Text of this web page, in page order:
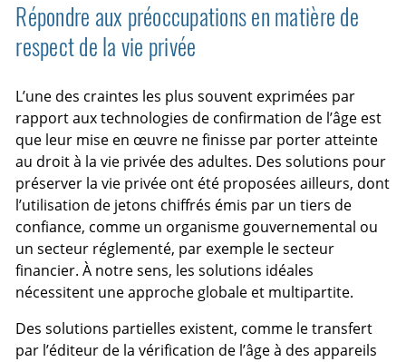
Répondre aux préoccupations en matière de
respect de la vie privée
L’une des craintes les plus souvent exprimées par
rapport aux technologies de confirmation de l’âge est
que leur mise en œuvre ne finisse par porter atteinte
au droit à la vie privée des adultes. Des solutions pour
préserver la vie privée ont été proposées ailleurs, dont
l’utilisation de jetons chiffrés émis par un tiers de
confiance, comme un organisme gouvernemental ou
un secteur réglementé, par exemple le secteur
financier. À notre sens, les solutions idéales
nécessitent une approche globale et multipartite.
Des solutions partielles existent, comme le transfert
par l’éditeur de la vérification de l’âge à des appareils